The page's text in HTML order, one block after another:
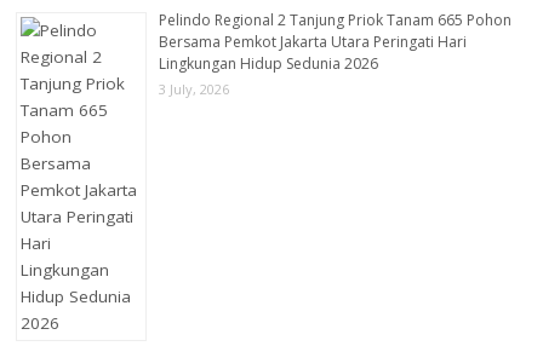
Pelindo Regional 2 Tanjung Priok Tanam 665 Pohon
Bersama Pemkot Jakarta Utara Peringati Hari
Lingkungan Hidup Sedunia 2026
3 July, 2026